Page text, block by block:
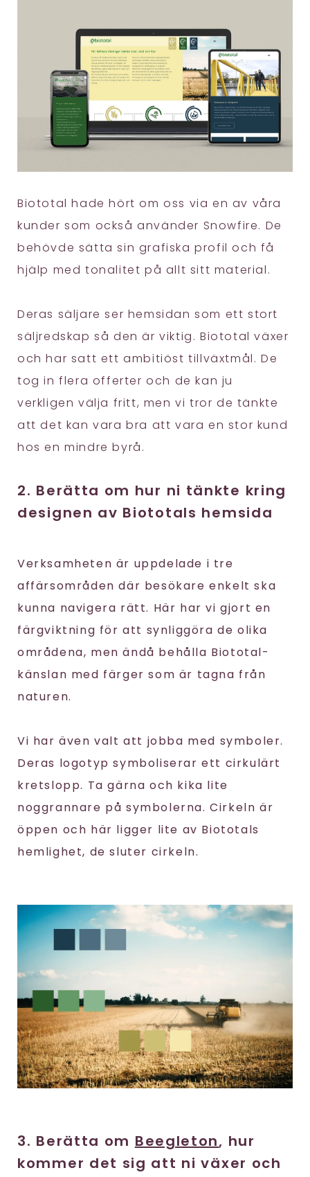
Biototal hade hört om oss via en av våra
kunder som också använder Snowfire. De
behövde sätta sin grafiska profil och få
hjälp med tonalitet på allt sitt material.
Deras säljare ser hemsidan som ett stort
säljredskap så den är viktig. Biototal växer
och har satt ett ambitiöst tillväxtmål. De
tog in flera offerter och de kan ju
verkligen välja fritt, men vi tror de tänkte
att det kan vara bra att vara en stor kund
hos en mindre byrå.
2. Berätta om hur ni tänkte kring
designen av Biototals hemsida
Verksamheten är uppdelade i tre
affärsområden där besökare enkelt ska
kunna navigera rätt. Här har vi gjort en
färgviktning för att synliggöra de olika
områdena, men ändå behålla Biototal-
känslan med färger som är tagna från
naturen.
Vi har även valt att jobba med symboler.
Deras logotyp symboliserar ett cirkulärt
kretslopp. Ta gärna och kika lite
noggrannare på symbolerna. Cirkeln är
öppen och här ligger lite av Biototals
hemlighet, de sluter cirkeln.
3. Berätta om Beegleton, hur
kommer det sig att ni växer och